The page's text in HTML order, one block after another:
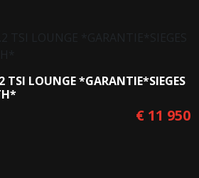
LOUNGE *GARANTIE*SIEGES
€ 11 950